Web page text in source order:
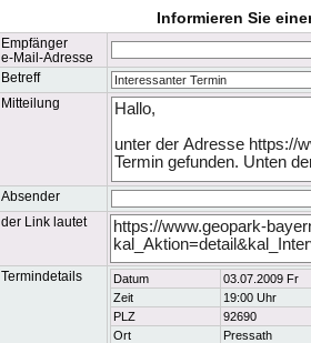
Informieren Sie
Empfänger
e-Mail-Adresse
Betreff
Mitteilung
Absender
der Link lautet
Termindetails Datum
03.07.2009 Fr
Zeit
19:00 Uhr
PLZ
92690
Ort
Pressath